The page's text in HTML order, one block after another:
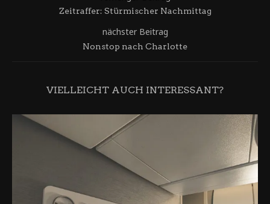
Zeitraffer: Stürmischer Nachmittag
nächster Beitrag
Nonstop nach Charlotte
VIELLEICHT AUCH INTERESSANT?